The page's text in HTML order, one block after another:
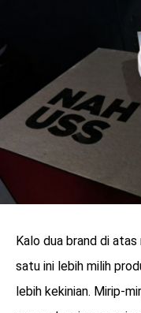
Kalo dua brand di
satu ini lebih milih
lebih kekinian. Mirip-